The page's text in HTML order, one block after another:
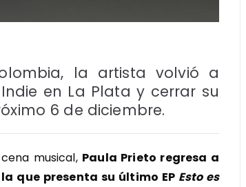
la artista volvió a
en La Plata y cerrar su
6 de diciembre.
musical, Paula Prieto regresa a
que presenta su último EP Esto es